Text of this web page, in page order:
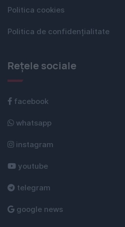
Politica cookies
Politica de confidențialitate
Rețele sociale
facebook
whatsapp
instagram
youtube
telegram
google news